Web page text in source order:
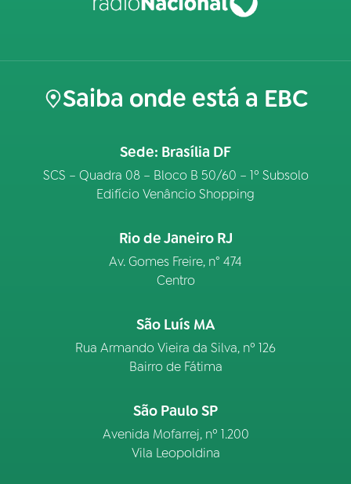
Saiba onde está a EBC
Sede: Brasília DF
SCS – Quadra 08 – Bloco B 50/60 – 1º Subsolo
Edifício Venâncio Shopping
Rio de Janeiro RJ
Av. Gomes Freire, n° 474
Centro
São Luís MA
Rua Armando Vieira da Silva, nº 126
Bairro de Fátima
São Paulo SP
Avenida Mofarrej, nº 1.200
Vila Leopoldina